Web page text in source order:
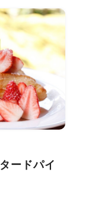
ードパイ